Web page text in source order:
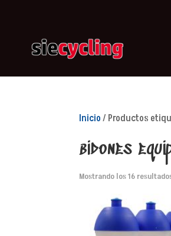
Inicio/ Productos
bidones
Mostrando los 16